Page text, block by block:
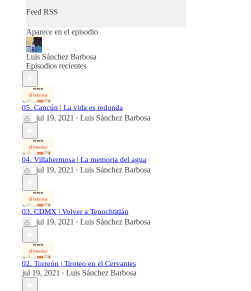
Feed RSS
Aparece en el episodio
Luis Sánchez Barbosa
Episodios recientes
05. Cancún | La vida es redonda
jul 19, 2021 • Luis Sánchez Barbosa
04. Villahermosa | La memoria del agua
jul 19, 2021 • Luis Sánchez Barbosa
03. CDMX | Volver a Tenochtitlán
jul 19, 2021 • Luis Sánchez Barbosa
02. Torreón | Tiroteo en el Cervantes
jul 19, 2021 • Luis Sánchez Barbosa